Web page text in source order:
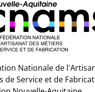
Nationale de
de Service et de